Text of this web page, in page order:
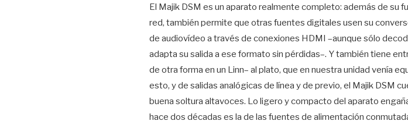
El Majik DSM es un aparato realmente completo: además de su
red, también permite que otras fuentes digitales usen su
de audiovídeo a través de conexiones HDMI –aunque sólo
adapta su salida a ese formato sin pérdidas–. Y también tiene
de otra forma en un Linn– al plato, que en nuestra unidad venía
esto, y de salidas analógicas de línea y de previo, el Majik DSM
buena soltura altavoces. Lo ligero y compacto del aparato
hace dos décadas es la de las fuentes de alimentación